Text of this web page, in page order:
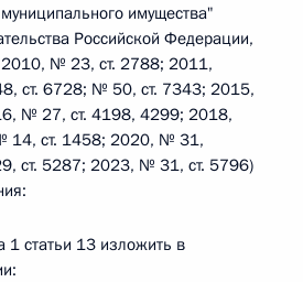
муниципального имущества"
Российской Федерации,
№ 23, ст. 2788; 2011,
ст. 6728; № 50, ст. 7343; 2015,
№ 27, ст. 4198, 4299; 2018,
14, ст. 1458; 2020, № 31,
ст. 5287; 2023, № 31, ст. 5796)
1 статьи 13 изложить в